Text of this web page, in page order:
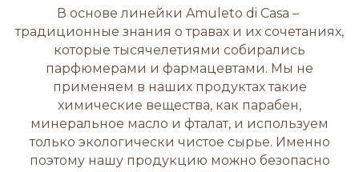
В основе линейки Amuleto di Casa –
традиционные знания о травах и их сочетаниях,
которые тысячелетиями собирались
парфюмерами и фармацевтами. Мы не
применяем в наших продуктах такие
химические вещества, как парабен,
минеральное масло и фталат, и используем
только экологически чистое сырье. Именно
поэтому нашу продукцию можно безопасно